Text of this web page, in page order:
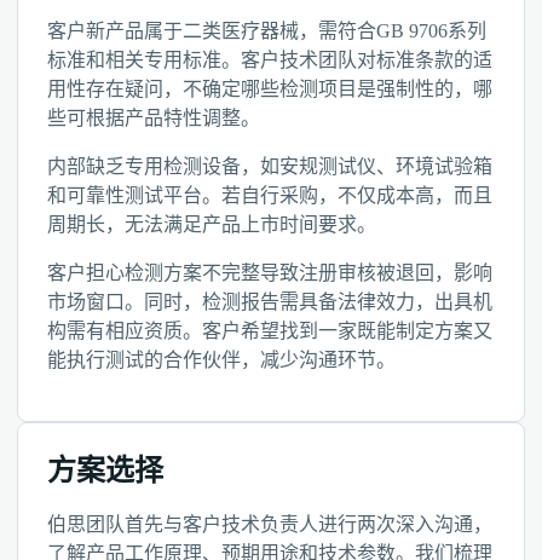
客户新产品属于二类医疗器械，需符合GB 9706系列
标准和相关专用标准。客户技术团队对标准条款的适
用性存在疑问，不确定哪些检测项目是强制性的，哪
些可根据产品特性调整。
内部缺乏专用检测设备，如安规测试仪、环境试验箱
和可靠性测试平台。若自行采购，不仅成本高，而且
周期长，无法满足产品上市时间要求。
客户担心检测方案不完整导致注册审核被退回，影响
市场窗口。同时，检测报告需具备法律效力，出具机
构需有相应资质。客户希望找到一家既能制定方案又
能执行测试的合作伙伴，减少沟通环节。
方案选择
伯思团队首先与客户技术负责人进行两次深入沟通，
了解产品工作原理、预期用途和技术参数。我们梳理